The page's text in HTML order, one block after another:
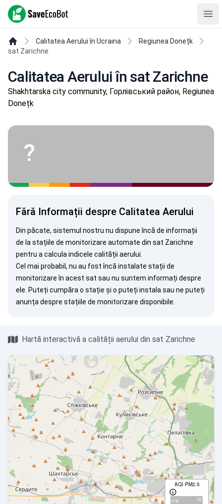
SaveEcoBot
Calitatea Aerului în Ucraina
Regiunea Donețk
sat Zarichne
Calitatea Aerului în sat Zarichne
Shakhtarska city community, Горлівський район, Regiunea
Donețk
?
Fără Informații despre Calitatea Aerului
Din păcate, sistemul nostru nu dispune încă de informații
de la stațiile de monitorizare automate din sat Zarichne
pentru a calcula indicele calității aerului.
Cel mai probabil, nu au fost încă instalate stații de
monitorizare în acest sat sau nu suntem informați despre
ele. Puteți cumpăra o stație și o puteți instala sau ne puteți
anunța despre stațiile de monitorizare disponibile.
Hartă interactivă a calității aerului din sat Zarichne
AQI PM2.5
с/д 93